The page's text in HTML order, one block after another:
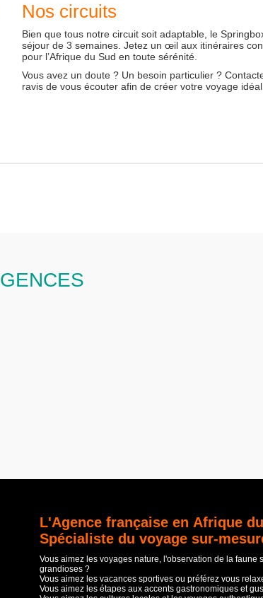
Nos circuits
Bien que tous notre circuit soit adaptable, le
séjour de 3 semaines. Jetez un œil aux itinéraires
pour l’Afrique du Sud en toute sérénité.
Vous avez un doute ? Un besoin particulier ?
ravis de vous écouter afin de créer votre voyage
L'Agence française en Afrique
Spécialiste du voyage sur-
Vous aimez les voyages nature, l'observation de la faune
grandioses ?
Vous aimez les vacances sportives ou préférez vous
Vous aimez les étapes aux accents gastronomiques et